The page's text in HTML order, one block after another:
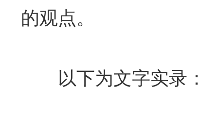
的观点。
以下为文字实录：